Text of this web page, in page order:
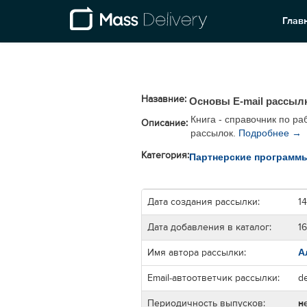
Назавние: Основы E-mail
Описание: Книга - справочник по
рассылок. Подробнее →
Категория:Партнерские
Дата создания рассылки:
Дата добавления в каталог:
Имя автора рассылки:
Email-автоответчик рассылки:
Периодичность выпусков: